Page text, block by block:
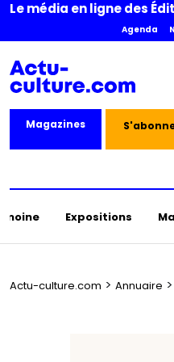
Le média en ligne des
Agenda
Magazines
Expositions
Actu-culture.com > Annuaire >